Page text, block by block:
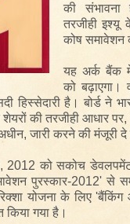
की संभावना
तरजीही इश्यू
कोष समावेशन
यह अर्क बैंक
को बढ़ाएगा।
हिस्सेदारी है ।बोर्डने
शेयरों कीतरजीही आधार पर,
, जारी करने की मंजूरी दे
2012 को सकोच
पुरस्कार-2012' से
योजना के लिए 'बैंकिंग
किया गया है ।